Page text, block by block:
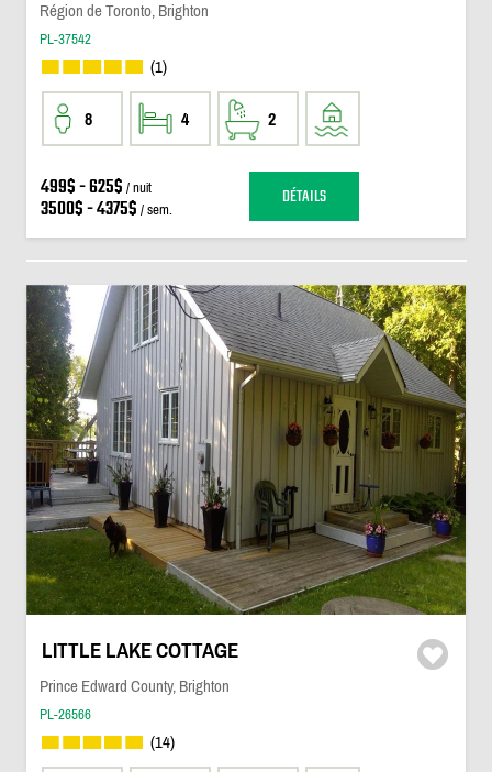
Région de Toronto, Brighton
PL-37542
(1)
8 4 2
499$ - 625$ / nuit
3500$ - 4375$ / sem. DÉTAILS
LITTLE LAKE COTTAGE
Prince Edward County, Brighton
PL-26566
(14)